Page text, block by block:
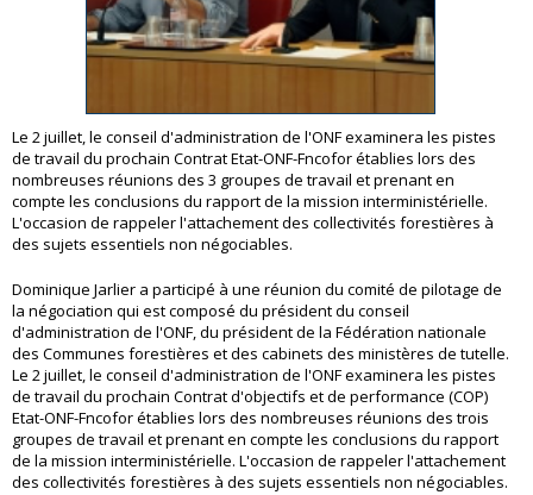
Le 2 juillet, le conseil d'administration de l'ONF examinera les pistes
de travail du prochain Contrat Etat-ONF-Fncofor établies lors des
nombreuses réunions des 3 groupes de travail et prenant en
compte les conclusions du rapport de la mission interministérielle.
L'occasion de rappeler l'attachement des collectivités forestières à
des sujets essentiels non négociables.
Dominique Jarlier a participé à une réunion du comité de pilotage de
la négociation qui est composé du président du conseil
d'administration de l'ONF, du président de la Fédération nationale
des Communes forestières et des cabinets des ministères de tutelle.
Le 2 juillet, le conseil d'administration de l'ONF examinera les pistes
de travail du prochain Contrat d'objectifs et de performance (COP)
Etat-ONF-Fncofor établies lors des nombreuses réunions des trois
groupes de travail et prenant en compte les conclusions du rapport
de la mission interministérielle. L'occasion de rappeler l'attachement
des collectivités forestières à des sujets essentiels non négociables.